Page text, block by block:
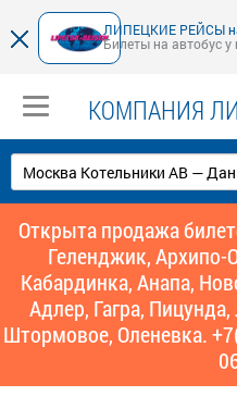
ЛИПЕЦКИЕ РЕЙСЫ на
Билеты на автобус у
КОМПАНИЯ
Открыта продажа
Геленджик,
Кабардинка, Анапа,
Адлер, Гагра,
Штормовое, Оленевка.